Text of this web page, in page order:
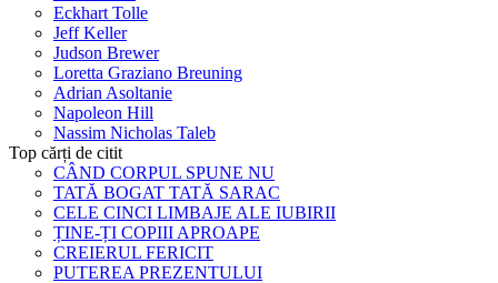
Eckhart Tolle
Jeff Keller
Judson Brewer
Loretta Graziano Breuning
Adrian Asoltanie
Napoleon Hill
Nassim Nicholas Taleb
Top cărți de citit
CÂND CORPUL SPUNE NU
TATĂ BOGAT TATĂ SARAC
CELE CINCI LIMBAJE ALE IUBIRII
ȚINE-ȚI COPIII APROAPE
CREIERUL FERICIT
PUTEREA PREZENTULUI